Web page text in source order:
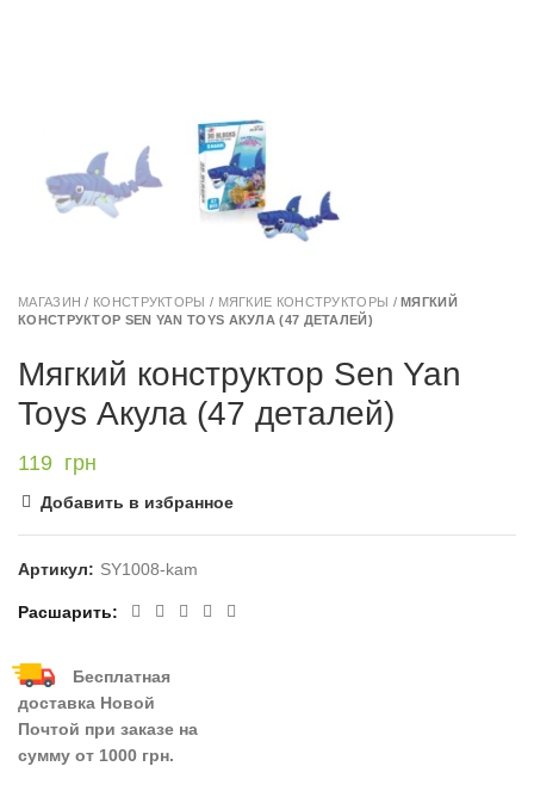
МАГАЗИН / КОНСТРУКТОРЫ / МЯГКИЕ КОНСТРУКТОРЫ / МЯГКИЙ
КОНСТРУКТОР SEN YAN TOYS АКУЛА (47 ДЕТАЛЕЙ)
Мягкий конструктор Sen Yan
Toys Акула (47 деталей)
119 грн
Добавить в избранное
Артикул: SY1008-kam
Расшарить
Бесплатная
доставка Новой
Почтой при заказе на
сумму от 1000 грн.